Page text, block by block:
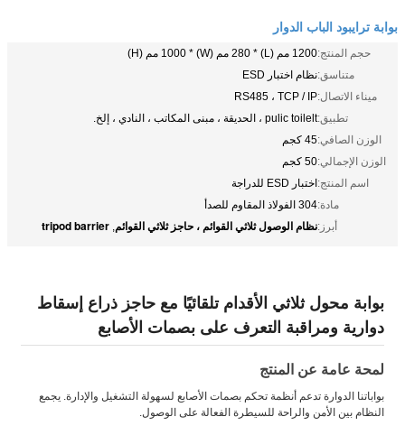
بوابة ترايبود الباب الدوار
حجم المنتج:1200 مم (L) * 280 مم (W) * 1000 مم (H)
متناسق:نظام اختبار ESD
ميناء الاتصال:RS485 ، TCP / IP
تطبيق:pulic toilelt ، الحديقة ، مبنى المكاتب ، النادي ، إلخ.
الوزن الصافي:45 كجم
الوزن الإجمالي:50 كجم
اسم المنتج:اختبار ESD للدراجة
مادة:304 الفولاذ المقاوم للصدأ
أبرز:نظام الوصول ثلاثي القوائم ، حاجز ثلاثي القوائم,
tripod barrier
بوابة محول ثلاثي الأقدام تلقائيًا مع حاجز ذراع إسقاط
دوارية ومراقبة التعرف على بصمات الأصابع
لمحة عامة عن المنتج
بواباتنا الدوارة تدعم أنظمة تحكم بصمات الأصابع لسهولة التشغيل والإدارة. يجمع
النظام بين الأمن والراحة للسيطرة الفعالة على الوصول.